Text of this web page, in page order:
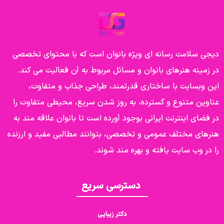
دیجی سلامت رسانه ای ویژه بانوان است که با محتوای تخصصی
در زمینه هنرهای بانوان و مسائل مربوط به آن فعالیت می کند.
این وبسایت با ساختاری قدرتمند، طراحی جذاب و متفاوت،
عناوین متنوع و گسترده، به روز شدن سریع، محیطی متفاوت را
در فضای اینترنت ایرانی بوجود آورده است تا بانوان علاقه مند به
هنرهای مختلف عمومی و تخصصی، بتوانند مطالبی مفید و ارزنده
را در وب سایت یافته و بهره مند شوند.
دسترسی سریع
دکتر زیبایی